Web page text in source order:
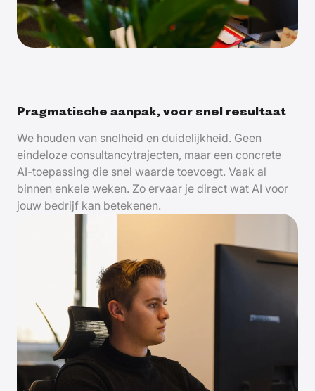
Pragmatische aanpak, voor snel resultaat
We houden van snelheid en duidelijkheid. Geen
eindeloze consultancytrajecten, maar een concrete
AI-toepassing die snel waarde toevoegt. Vaak al
binnen enkele weken. Zo ervaar je direct wat AI voor
jouw bedrijf kan betekenen.